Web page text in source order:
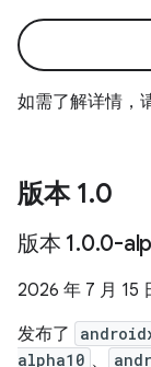
如需了解详情，
版本 1.0
版本 1.0.0-
2026 年 7 月 15
发布了
alpha10 、